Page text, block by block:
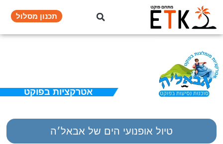
תכנון מסלול
אטרקציות בפוקט​
טיול אופנועי הים של אבאל׳ה